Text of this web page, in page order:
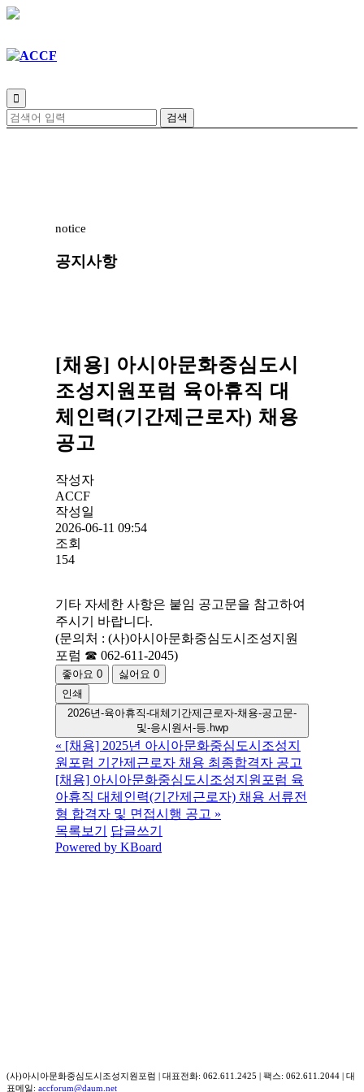

notice
공지사항
[채용] 아시아문화중심도시
조성지원포럼 육아휴직 대
체인력(기간제근로자) 채용
공고
작성자
ACCF
작성일
2026-06-11 09:54
조회
154
기타 자세한 사항은 붙임 공고문을 참고하여
주시기 바랍니다.
(문의처 : (사)아시아문화중심도시조성지원
포럼 ☎ 062-611-2045)
좋아요 0 싫어요 0
인쇄
2026년-육아휴직-대체기간제근로자-채용-공고문-
및-응시원서-등.hwp
« [채용] 2025년 아시아문화중심도시조성지
원포럼 기간제근로자 채용 최종합격자 공고
[채용] 아시아문화중심도시조성지원포럼 육
아휴직 대체인력(기간제근로자) 채용 서류전
형 합격자 및 면접시행 공고 »
목록보기
답글쓰기
Powered by KBoard
(사)아시아문화중심도시조성지원포럼 | 대표전화: 062.611.2425 | 팩스: 062.611.2044 | 대
표메일: accforum@daum.net